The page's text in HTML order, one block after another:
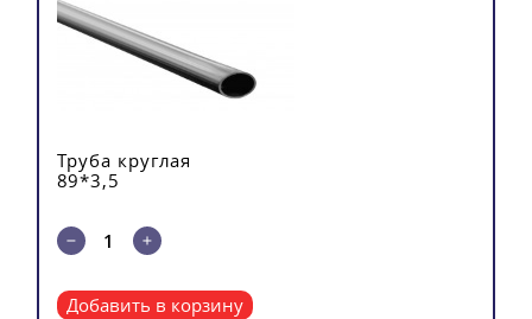
Труба круглая
89*3,5
Добавить в корзину